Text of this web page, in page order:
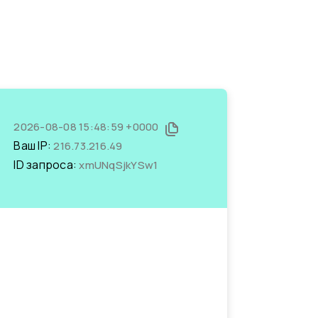
2026-08-08 15:48:59 +0000
Ваш IP:216.73.216.49
ID запроса:xmUNqSjkYSw1